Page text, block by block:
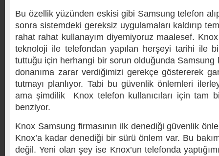
Bu özellik yüzünden eskisi gibi Samsung telefon
sonra sistemdeki gereksiz uygulamaları kaldırıp
rahat rahat kullanayım diyemiyoruz maalesef.
teknoloji ile telefondan yapılan herşeyi tarihi ile
tuttuğu için herhangi bir sorun olduğunda Samsung
donanıma zarar verdiğimizi gerekçe göstererek
tutmayı planlıyor. Tabi bu güvenlik önlemleri
ama şimdilik Knox telefon kullanıcıları için tam
benziyor.
Knox Samsung firmasının ilk denediği güvenlik
Knox’a kadar denediği bir sürü önlem var. Bu
değil. Yeni olan şey ise Knox’un telefonda